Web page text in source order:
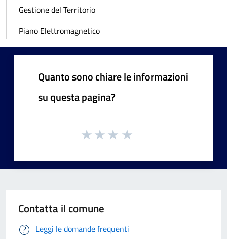
Gestione del Territorio
Piano Elettromagnetico
Quanto sono chiare le informazioni
su questa pagina?
Contatta il comune
Leggi le domande frequenti